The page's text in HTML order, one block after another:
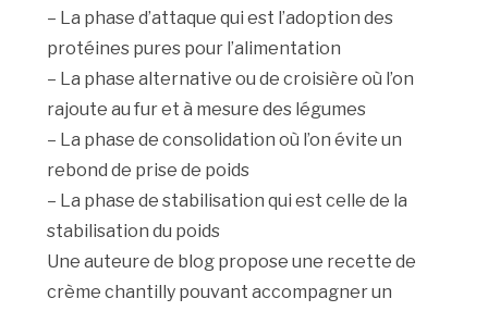
– La phase d’attaque qui est l’adoption des
protéines pures pour l’alimentation
– La phase alternative ou de croisière où l’on
rajoute au fur et à mesure des légumes
– La phase de consolidation où l’on évite un
rebond de prise de poids
– La phase de stabilisation qui est celle de la
stabilisation du poids
Une auteure de blog propose une recette de
crème chantilly pouvant accompagner un